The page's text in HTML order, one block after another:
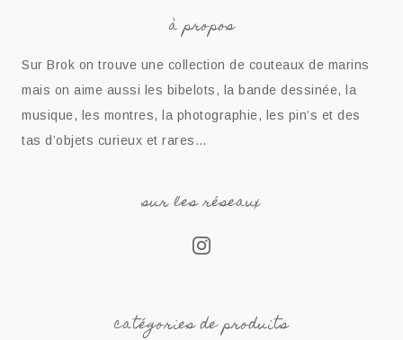
à propos
Sur Brok on trouve une collection de couteaux de marins
mais on aime aussi les bibelots, la bande dessinée, la
musique, les montres, la photographie, les pin’s et des
tas d’objets curieux et rares…
sur les réseaux
catégories de produits